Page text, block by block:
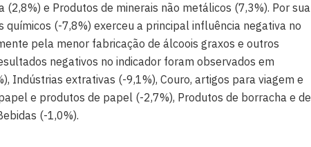
e Produtos de minerais não metálicos (7,3%). Por sua
químicos (-7,8%) exerceu a principal influência negativa no
pela menor fabricação de álcoois graxos e outros
negativos no indicador foram observados em
Indústrias extrativas (-9,1%), Couro, artigos para viagem e
e produtos de papel (-2,7%), Produtos de borracha e de
(-1,0%).